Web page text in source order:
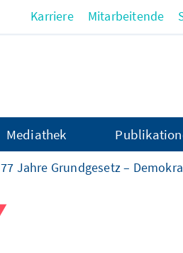
Karriere Mitarbeitende
Mediathek
77 Jahre Grundgesetz –